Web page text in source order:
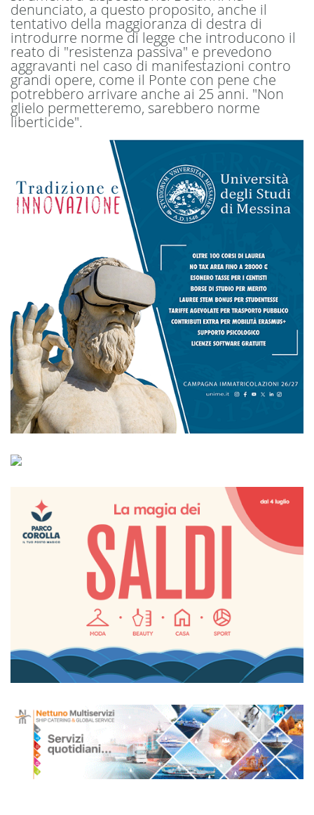
denunciato, a questo proposito, anche il
tentativo della maggioranza di destra di
introdurre norme di legge che introducono il
reato di "resistenza passiva" e prevedono
aggravanti nel caso di manifestazioni contro
grandi opere, come il Ponte con pene che
potrebbero arrivare anche ai 25 anni. "Non
glielo permetteremo, sarebbero norme
liberticide".